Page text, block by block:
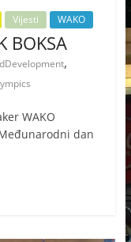
Vijesti WAKO
BOKSA
,
WAKO
dan